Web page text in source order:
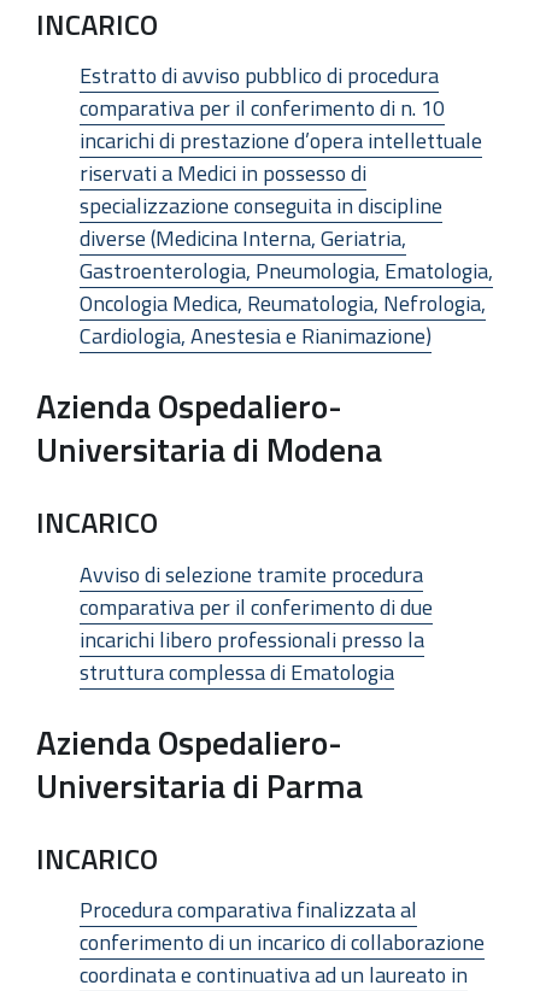
INCARICO
Estratto di avviso pubblico di procedura
comparativa per il conferimento di n. 10
incarichi di prestazione d’opera intellettuale
riservati a Medici in possesso di
specializzazione conseguita in discipline
diverse (Medicina Interna, Geriatria,
Gastroenterologia, Pneumologia, Ematologia,
Oncologia Medica, Reumatologia, Nefrologia,
Cardiologia, Anestesia e Rianimazione)
Azienda Ospedaliero-
Universitaria di Modena
INCARICO
Avviso di selezione tramite procedura
comparativa per il conferimento di due
incarichi libero professionali presso la
struttura complessa di Ematologia
Azienda Ospedaliero-
Universitaria di Parma
INCARICO
Procedura comparativa finalizzata al
conferimento di un incarico di collaborazione
coordinata e continuativa ad un laureato in